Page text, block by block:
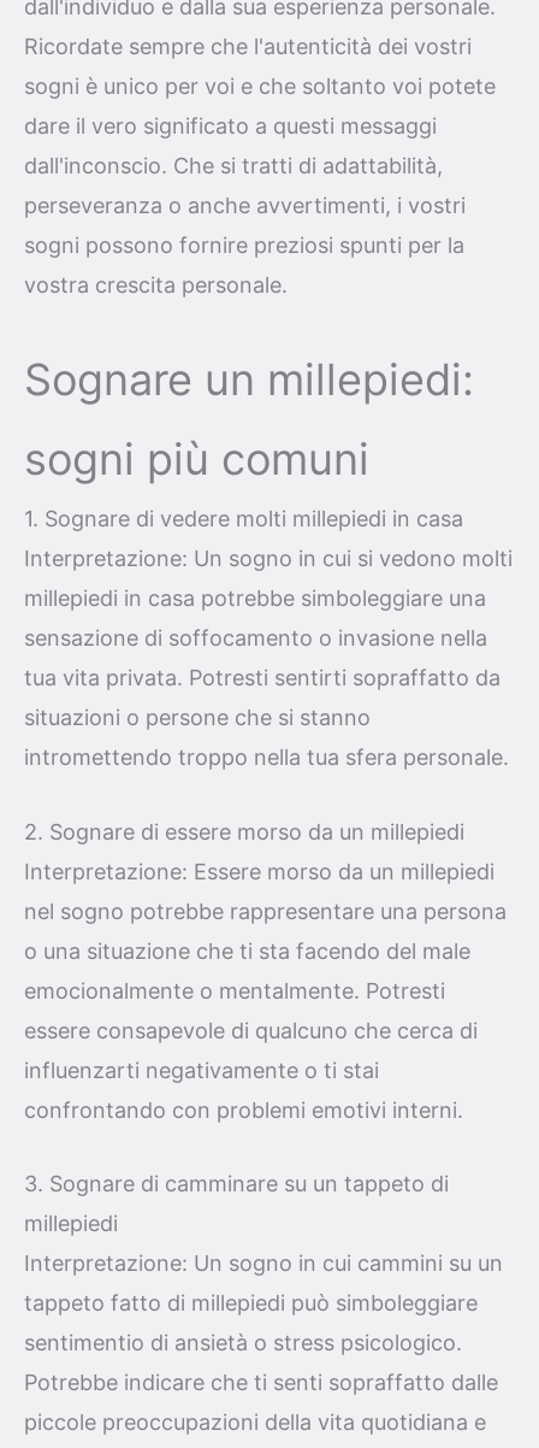
dall'individuo e dalla sua esperienza personale.
Ricordate sempre che l'autenticità dei vostri
sogni è unico per voi e che soltanto voi potete
dare il vero significato a questi messaggi
dall'inconscio. Che si tratti di adattabilità,
perseveranza o anche avvertimenti, i vostri
sogni possono fornire preziosi spunti per la
vostra crescita personale.
Sognare un millepiedi:
sogni più comuni
1. Sognare di vedere molti millepiedi in casa
Interpretazione: Un sogno in cui si vedono molti
millepiedi in casa potrebbe simboleggiare una
sensazione di soffocamento o invasione nella
tua vita privata. Potresti sentirti sopraffatto da
situazioni o persone che si stanno
intromettendo troppo nella tua sfera personale.
2. Sognare di essere morso da un millepiedi
Interpretazione: Essere morso da un millepiedi
nel sogno potrebbe rappresentare una persona
o una situazione che ti sta facendo del male
emocionalmente o mentalmente. Potresti
essere consapevole di qualcuno che cerca di
influenzarti negativamente o ti stai
confrontando con problemi emotivi interni.
3. Sognare di camminare su un tappeto di
millepiedi
Interpretazione: Un sogno in cui cammini su un
tappeto fatto di millepiedi può simboleggiare
sentimentio di ansietà o stress psicologico.
Potrebbe indicare che ti senti sopraffatto dalle
piccole preoccupazioni della vita quotidiana e